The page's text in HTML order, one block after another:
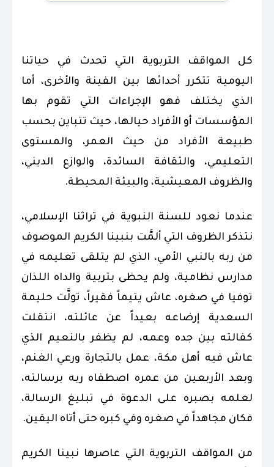
كل المواقف التربوية التي تحدث في حياتنا
اليومية تتكرر أحداثها بين الفينة والأخرى، أما
الذي يختلف فهو الإجراءات التي تقوم بها
المؤسسات أو الأفراد حيالها، حيث تتباين بحسب
طبيعة الأفراد من حيث العمر، والمستوى
التعليمي، والثقافة السائدة، والوازع الديني،
والظروف المعيشية، والبيئة المحيطة.
عندما نعود للسنة النبوية في تراثنا الإسلامي،
نتذكر الظروف التي ألمَّت بنبينا الكريم الموصوف
من ربه بالنبي الأمي، الذي لم يتلقى تعليمه في
مدارس نظامية، ولم يحظى بتربية والداه اللذان
توفيا في صغره، عاش يتيماً فقيراً، تولَّت حليمة
السعدية إرضاعه بعيداً عن عائلته، انتقلت
كفالته بين جده وعمه، لم يظفر بالنعيم الذي
عاش فيه أهل مكة، عمل بالتجارة ورعي الغنم،
وبعد الأربعين من عمره اصطفاه ربه برسالته،
لعلمه بصبره على الدعوة في تبليغ الرسالة،
فكان مجاهداً في صغره وفي كبره حتى أتاه اليقين.
من المواقف التربوية التي عاصرها نبينا الكريم